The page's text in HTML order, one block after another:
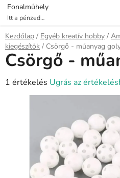
Ugrás
fő
tartalomhoz
Fonalműhely
Itt a pénzed
több fonalat ér!
Kezdőlap / Egyéb kreatív hobby /
kiegészítők / Csörgő - műanyag
Csörgő -
A
termék
1 értékelés Ugrás az